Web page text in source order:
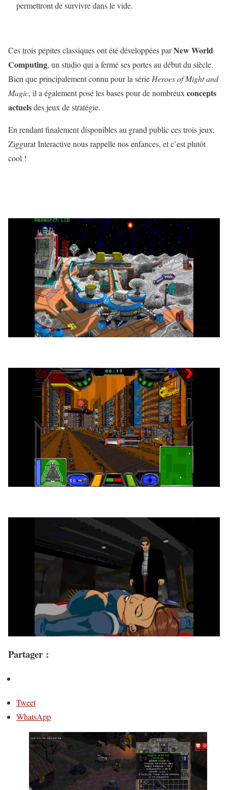
permettront de survivre dans le vide.
Ces trois pépites classiques ont été développées parNew World
Computing, un studio qui a fermé ses portes au début du siècle.
Bien que principalement connu pour la série Heroes of Might and
Magic, il a également posé les bases pour de nombreux concepts
actuelsdes jeux de stratégie.
En rendant finalement disponibles au grand public ces trois jeux,
Ziggurat Interactive nous rappelle nos enfances, et c’est plutôt
cool !
Partager :
Tweet
WhatsApp